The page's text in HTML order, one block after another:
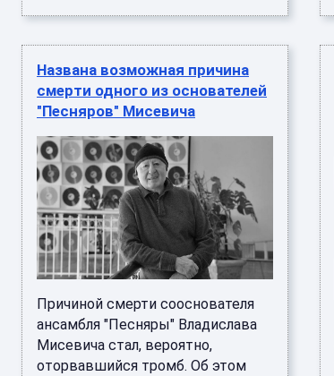
Названа возможная причина
смерти одного из основателей
"Песняров" Мисевича
Причиной смерти сооснователя
ансамбля "Песняры" Владислава
Мисевича стал, вероятно,
оторвавшийся тромб. Об этом